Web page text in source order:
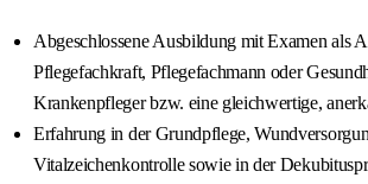
Abgeschlossene Ausbildung mit Examen als
Pflegefachkraft, Pflegefachmann oder
Krankenpfleger bzw. eine gleichwertige,
Erfahrung in der Grundpflege,
Vitalzeichenkontrolle sowie in der